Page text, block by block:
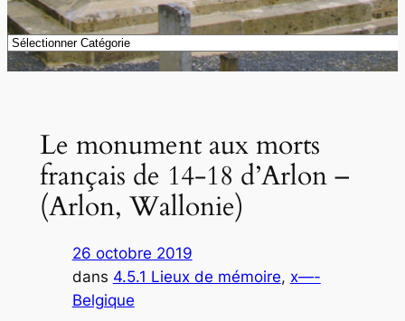
Catégories
Le monument aux morts
français de 14-18 d’Arlon –
(Arlon, Wallonie)
26 octobre 2019
dans 4.5.1 Lieux de mémoire, x—-
Belgique